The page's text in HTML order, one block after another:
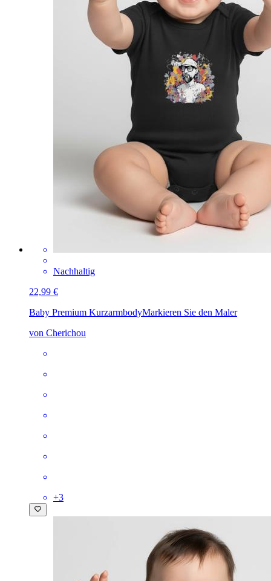
Nachhaltig
22,99 €
Baby Premium KurzarmbodyMarkieren Sie den Maler
von Cherichou
+3